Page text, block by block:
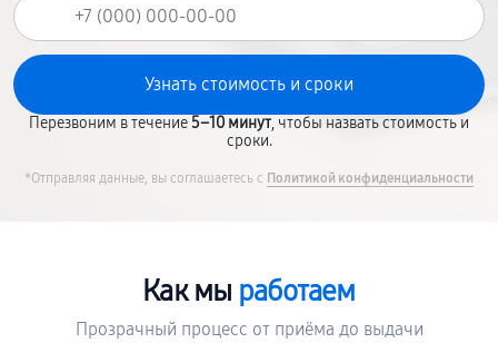
Перезвоним в течение5–10 минут, чтобы назвать стоимость и
сроки.
*Отправляя данные, вы соглашаетесь с Политикой конфиденциальности
Как мы работаем
Прозрачный процесс от приёма до выдачи